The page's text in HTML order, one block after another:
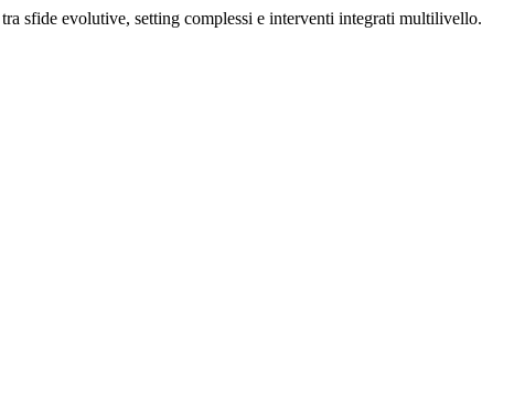
sfide evolutive, setting complessi e interventi integrati multilivello.